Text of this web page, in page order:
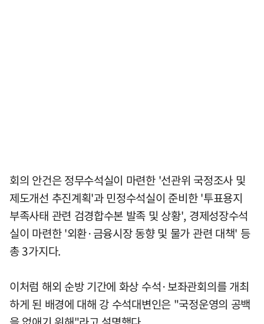
회의 안건은 정무수석실이 마련한 '선관위 국정조사 및
제도개선 추진계획'과 민정수석실이 준비한 '투표용지
부족사태 관련 검경합수본 발족 및 상황', 경제성장수석
실이 마련한 '외환·금융시장 동향 및 물가 관련 대책' 등
총 3가지다.
이처럼 해외 순방 기간에 화상 수석·보좌관회의를 개최
하게 된 배경에 대해 강 수석대변인은 "국정운영의 공백